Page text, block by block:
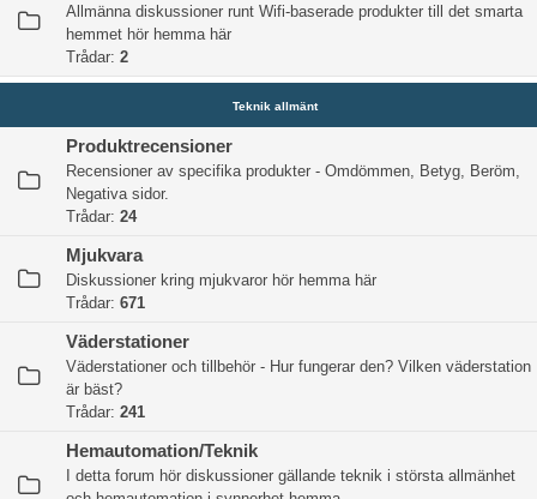
Allmänna diskussioner runt Wifi-baserade produkter till det smarta
hemmet hör hemma här
Trådar: 2
Teknik allmänt
Produktrecensioner
Recensioner av specifika produkter - Omdömmen, Betyg, Beröm,
Negativa sidor.
Trådar: 24
Mjukvara
Diskussioner kring mjukvaror hör hemma här
Trådar: 671
Väderstationer
Väderstationer och tillbehör - Hur fungerar den? Vilken väderstation
är bäst?
Trådar: 241
Hemautomation/Teknik
I detta forum hör diskussioner gällande teknik i största allmänhet